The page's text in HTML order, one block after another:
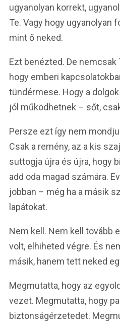
ugyanolyan korrekt,
Te. Vagy hogy ugyanolyan
mint ő neked.
Ezt benézted. De nemcsak
hogy emberi
tündérmese. Hogy a
jól működhetnek – sőt,
Persze ezt így nem
Csak a remény, az a kis
suttogja újra és újra, hogy
add oda magad számára.
jobban – még ha a másik
lapátokat.
Nem kell. Nem kell tovább
volt, elhiheted végre. És
másik, hanem tett neked
Megmutatta, hogy az
vezet. Megmutatta, hogy
biztonságérzetedet.